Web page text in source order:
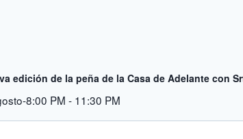
edición de la peña de la Casa de Adelante con
8:00 PM - 11:30 PM